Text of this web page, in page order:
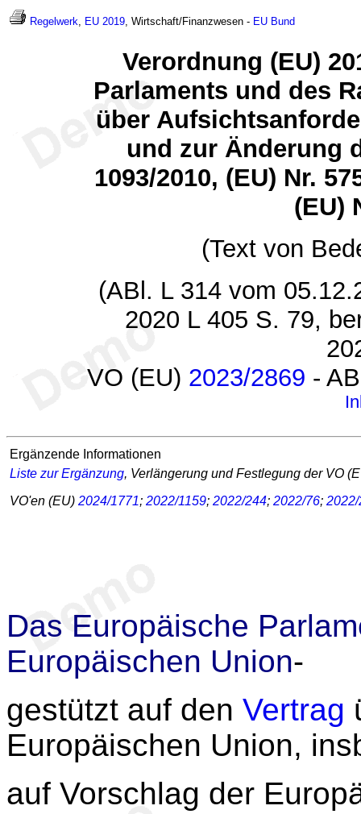
Regelwerk, EU 2019, Wirtschaft/Finanzwesen - EU Bund
Verordnung (EU)
Parlaments und des
über
und zur Änderung
1093/2010, (EU) Nr.
(EU)
(Text von
(ABl. L 314 vom
2020 L 405 S. 79,
VO (EU) 2023/2869 -
Ergänzende Informationen
Liste zur Ergänzung, Verlängerung und Festlegung der VO
VO'en (EU) 2024/1771; 2022/1159; 2022/244; 2022/76; 2022/
Das Europäische
Europäischen Union-
gestützt auf den Vertrag
Europäischen Union,
auf Vorschlag der